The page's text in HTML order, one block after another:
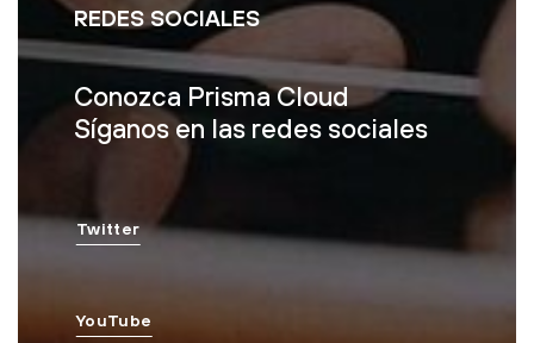
REDES SOCIALES
Conozca Prisma Cloud
Síganos en las redes sociales
Twitter
YouTube